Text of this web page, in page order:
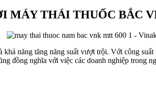
THÁI THUỐC BẮC
năng tăng năng suất vượt trội. Với công
đồng nghĩa với việc các doanh nghiệp trong